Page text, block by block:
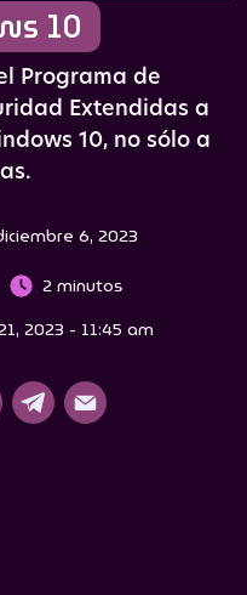
10
Programa de
Extendidas a
10, no sólo a
6, 2023
2 minutos
2023 - 11:45 am